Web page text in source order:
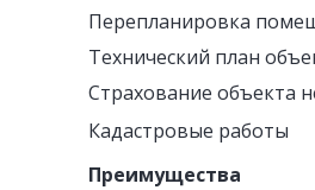
Перепланировка
Кадастровые работы
Страхование объекта
Технический план
Преимущества